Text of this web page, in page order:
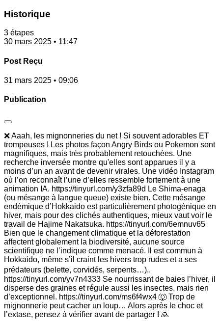
Historique
3 étapes
30 mars 2025 • 11:47
Post Reçu
31 mars 2025 • 09:06
Publication
❌ Aaah, les mignonneries du net ! Si souvent adorables ET
trompeuses ! Les photos façon Angry Birds ou Pokemon sont
magnifiques, mais très probablement retouchées. Une
recherche inversée montre qu'elles sont apparues il y a
moins d’un an avant de devenir virales. Une vidéo Instagram
où l’on reconnaît l’une d’elles ressemble fortement à une
animation IA. https://tinyurl.com/y3zfa89d Le Shima-enaga
(ou mésange à langue queue) existe bien. Cette mésange
endémique d’Hokkaido est particulièrement photogénique en
hiver, mais pour des clichés authentiques, mieux vaut voir le
travail de Hajime Nakatsuka. https://tinyurl.com/6emnuv65
Bien que le changement climatique et la déforestation
affectent globalement la biodiversité, aucune source
scientifique ne l’indique comme menacé. Il est commun à
Hokkaido, même s’il craint les hivers trop rudes et a ses
prédateurs (belette, corvidés, serpents…)..
https://tinyurl.com/yv7n4333 Se nourrissant de baies l’hiver, il
disperse des graines et régule aussi les insectes, mais rien
d’exceptionnel. https://tinyurl.com/ms6f4wx4 🐺 Trop de
mignonnerie peut cacher un loup… Alors après le choc et
l’extase, pensez à vérifier avant de partager ! 🙏